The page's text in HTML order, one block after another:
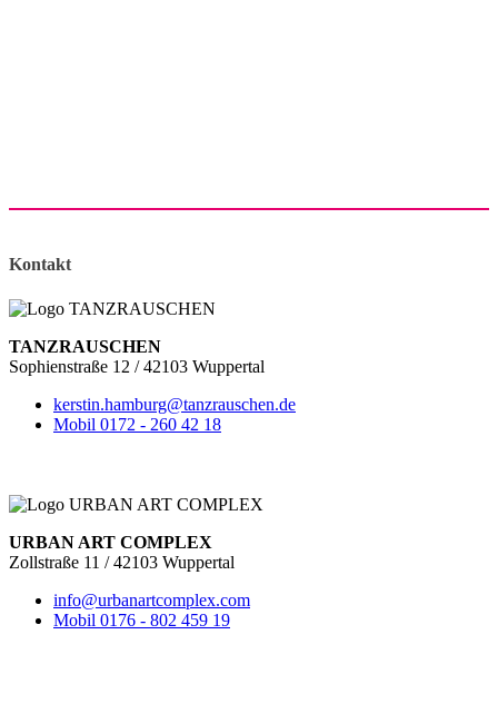
Kontakt
TANZRAUSCHEN
Sophienstraße 12 / 42103 Wuppertal
kerstin.hamburg@tanzrauschen.de
Mobil 0172 - 260 42 18
URBAN ART COMPLEX
Zollstraße 11 / 42103 Wuppertal
info@urbanartcomplex.com
Mobil 0176 - 802 459 19